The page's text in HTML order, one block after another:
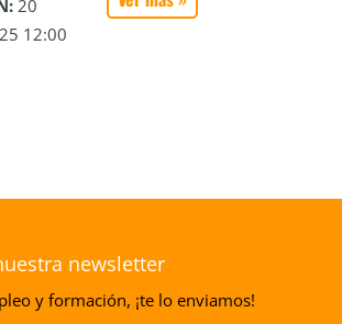
20
12:00
newsletter
y formación, ¡te lo enviamos!